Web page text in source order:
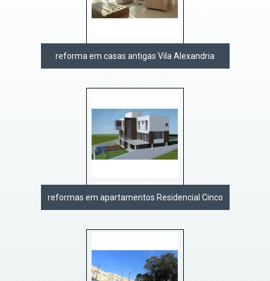
reforma em casas antigas Vila Alexandria
reformas em apartamentos Residencial Cinco